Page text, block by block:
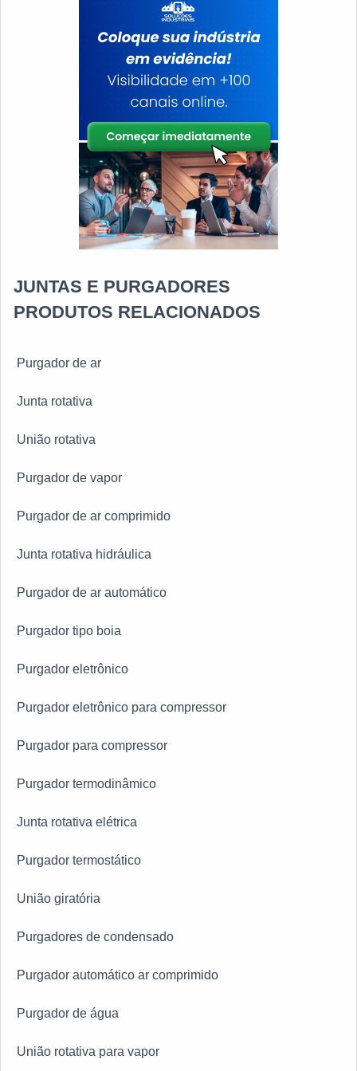
construídas por focar suas ações no resultado final,
tendo escritório de alta qualidade onde são realizadas
as atividades e equipamentos de última geração. Tudo
isso, unido a um time de equipe multidisciplinar de
consultores associados e equipe de alta qualidade,
fecham todo o ciclo de entrega com excelência para
toda a carteira de clientes.
JUNTAS E PURGADORES
PRODUTOS RELACIONADOS
Purgador de ar
Junta rotativa
União rotativa
Purgador de vapor
Purgador de ar comprimido
Junta rotativa hidráulica
Purgador de ar automático
Purgador tipo boia
Purgador eletrônico
Purgador eletrônico para compressor
Purgador para compressor
Purgador termodinâmico
Junta rotativa elétrica
Purgador termostático
União giratória
Purgadores de condensado
Purgador automático ar comprimido
Purgador de água
União rotativa para vapor